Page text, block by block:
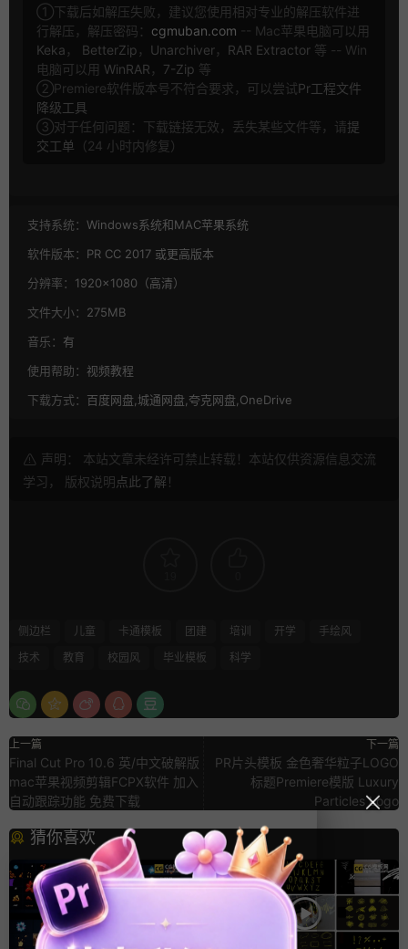
①下载后如解压失败，建议您使用相对专业的解压软件进
行解压，解压密码： cgmuban.com -- Mac苹果电脑可以用
Keka ， BetterZip ， Unarchiver， RAR Extractor 等 -- Win
电脑可以用 WinRAR ， 7-Zip 等
②Premiere软件版本号不符合要求，可以尝试Pr工程文件
降级工具
③对于任何问题：下载链接无效，丢失某些文件等，请提
交工单 （24 小时内修复）
支持系统： Windows系统和MAC苹果系统
软件版本： PR CC 2017 或更高版本
分辨率： 1920×1080（高清）
文件大小： 275MB
音乐： 有
使用帮助： 视频教程
下载方式： 百度网盘,城通网盘,夸克网盘,OneDrive
声明： 本站文章未经许可禁止转载！本站仅供资源信息交流
学习， 版权说明点此了解 ！
侧边栏 儿童 卡通模板 团建 培训 开学
手绘风
技术
教育 校园风 毕业模板 科学
上一篇
Final Cut Pro 10.6 英/中文破解版
mac苹果视频剪辑FCPX软件 加入
自动跟踪功能 免费下载
下一篇
PR片头模板 金色奢华粒子LOGO
标题Premiere模版 Luxury
Particles Logo
猜你喜欢